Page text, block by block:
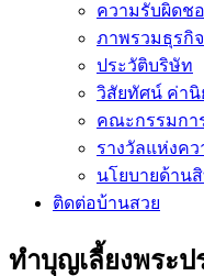
ความรับผิดช
ภาพรวมธุรกิจ
ประวัติบริษัท
วิสัยทัศน์ ค่า
คณะกรรมกา
รางวัลแห่งค
นโยบายด้าน
ติดต่อบ้านสวย
ทำบุญเลี้ยงพระป